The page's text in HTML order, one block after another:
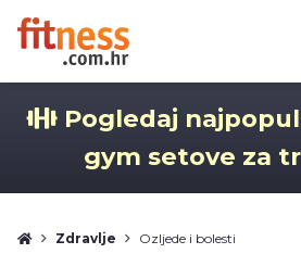
Pogledaj
gym setove za
Zdravlje Ozljede i bolesti